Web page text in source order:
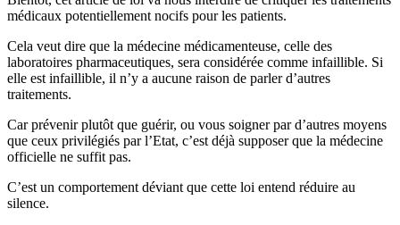
médicaux potentiellement nocifs pour les patients.
Cela veut dire que la médecine médicamenteuse, celle des
laboratoires pharmaceutiques, sera considérée comme infaillible. Si
elle est infaillible, il n’y a aucune raison de parler d’autres
traitements.
Car prévenir plutôt que guérir, ou vous soigner par d’autres moyens
que ceux privilégiés par l’Etat, c’est déjà supposer que la médecine
officielle ne suffit pas.
C’est un comportement déviant que cette loi entend réduire au
silence.